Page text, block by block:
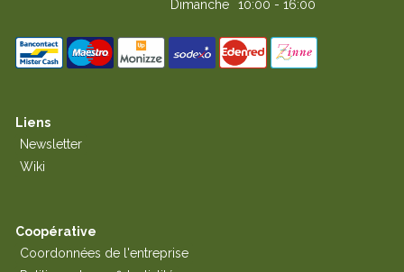
Dimanche
10:00 - 16:00
Liens
Newsletter
Wiki
Coopérative
Coordonnées de l'entreprise